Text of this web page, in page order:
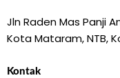
Jln Raden Mas Panji
Kota Mataram, NTB,
Kontak